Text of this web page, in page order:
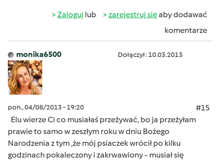
Zaloguj lub zarejestruj sięaby dodawać
komentarze
monika6500 Dołączył : 10.03.2013
pon., 04/08/2013 - 19:20
#15
Elu wierze Ci co musiałaś przeżywać, bo ja przeżyłam
prawie to samo w zeszłym roku w dniu Bożego
Narodzenia z tym ,że mój psiaczek wrócił po kilku
godzinach pokaleczony i zakrwawiony - musiał się